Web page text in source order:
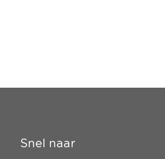
Snel naar